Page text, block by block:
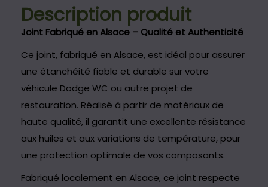
Description produit
Joint Fabriqué en Alsace – Qualité et Authenticité
Ce joint, fabriqué en Alsace, est idéal pour assurer
une étanchéité fiable et durable sur votre
véhicule Dodge WC ou autre projet de
restauration. Réalisé à partir de matériaux de
haute qualité, il garantit une excellente résistance
aux huiles et aux variations de température, pour
une protection optimale de vos composants.
Fabriqué localement en Alsace, ce joint respecte